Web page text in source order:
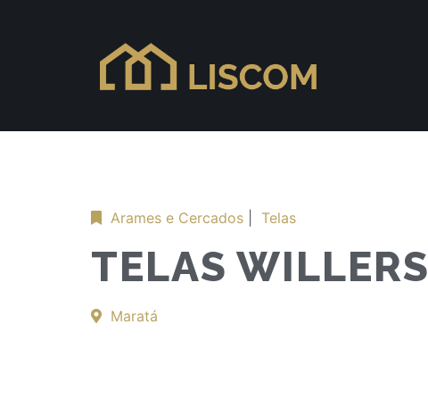
Arames e Cercados Telas
TELAS WILLERS
Maratá